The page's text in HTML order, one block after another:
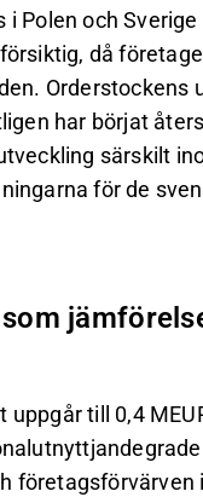
Polen och
då
Orderstockens
har börjat
särskilt
för de
till 0,4
företagsförvärven